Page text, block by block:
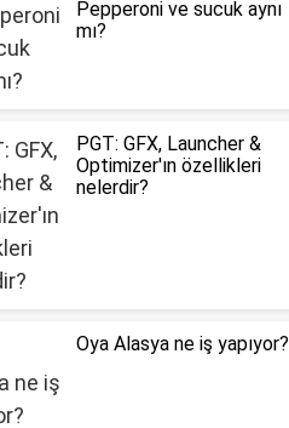
Pepperoni ve sucuk aynı
mı?
PGT: GFX, Launcher &
Optimizer'ın özellikleri
nelerdir?
Oya Alasya ne iş yapıyor?